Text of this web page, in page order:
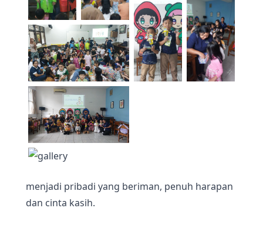
menjadi pribadi yang beriman, penuh harapan
dan cinta kasih.